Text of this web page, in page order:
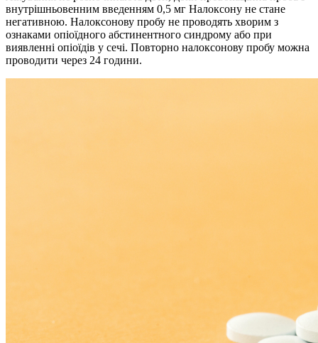
внутрішньовенним введенням 0,5 мг Налоксону не стане
негативною. Налоксонову пробу не проводять хворим з
ознаками опіоїдного абстинентного синдрому або при
виявленні опіоїдів у сечі. Повторно налоксонову пробу можна
проводити через 24 години.